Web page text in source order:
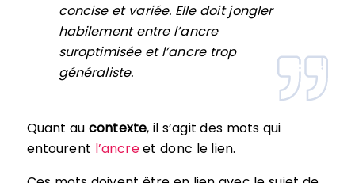
concise et variée. Elle doit jongler
habilement entre l’ancre
suroptimisée et l’ancre trop
généraliste.
Quant au contexte, il s’agit des mots qui
entourent l’ancreet donc le lien.